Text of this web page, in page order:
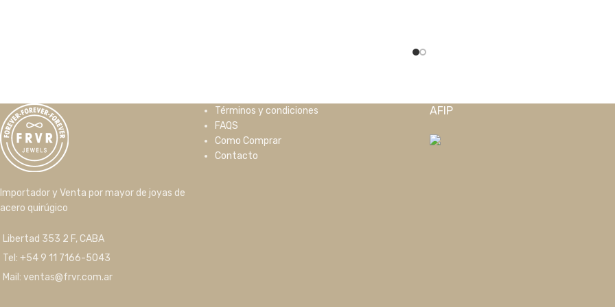
Importador y Venta por mayor de joyas de
acero quirúgico
Libertad 353 2 F, CABA
Tel: +54 9 11 7166-5043
Mail: ventas@frvr.com.ar
Términos y condiciones
FAQS
Como Comprar
Contacto
AFIP